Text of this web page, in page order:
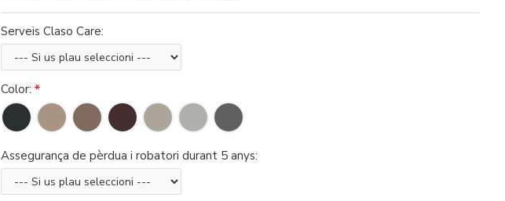
Serveis Claso Care:
Color:
Assegurança de pèrdua i robatori durant 5 anys: